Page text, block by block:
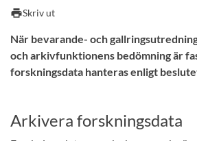
Kurser och program
printSkriv ut
När bevarande- och
och arkivfunktionens bedömning är
forskningsdata hanteras enligt
Arkivera forskningsdata